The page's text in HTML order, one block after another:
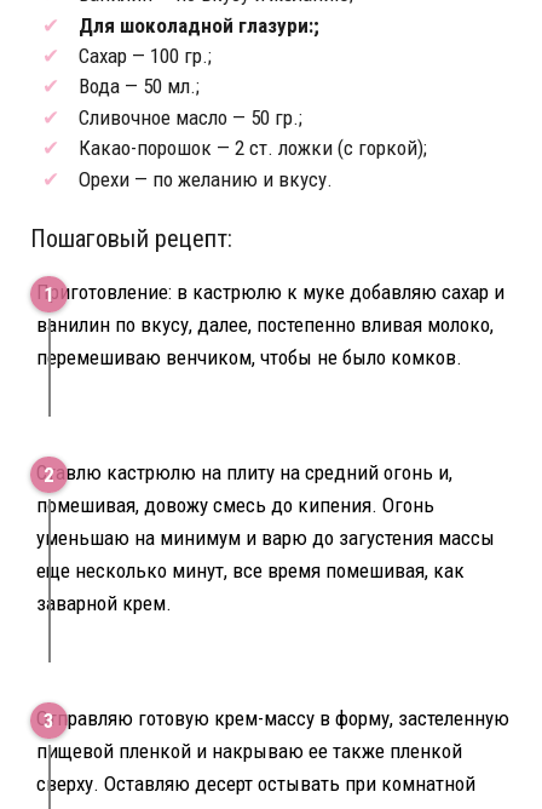
Для шоколадной глазури:;
Сахар — 100 гр.;
Вода — 50 мл.;
Сливочное масло — 50 гр.;
Какао-порошок — 2 ст. ложки (с горкой);
Орехи — по желанию и вкусу.
Пошаговый рецепт:
Приготовление: в кастрюлю к муке добавляю сахар и
ванилин по вкусу, далее, постепенно вливая молоко,
перемешиваю венчиком, чтобы не было комков.
Ставлю кастрюлю на плиту на средний огонь и,
помешивая, довожу смесь до кипения. Огонь
уменьшаю на минимум и варю до загустения массы
еще несколько минут, все время помешивая, как
заварной крем.
Отправляю готовую крем-массу в форму, застеленную
пищевой пленкой и накрываю ее также пленкой
сверху. Оставляю десерт остывать при комнатной